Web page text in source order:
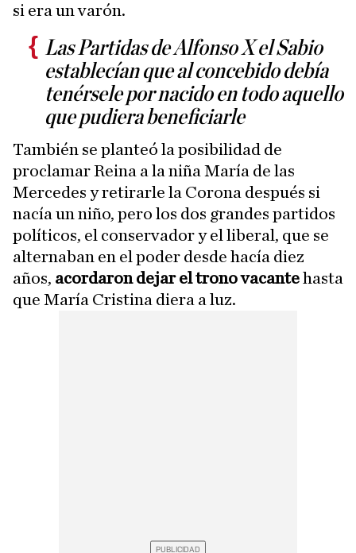
si era un varón.
Las Partidas de Alfonso X el Sabio
establecían que al concebido debía
tenérsele por nacido en todo aquello
que pudiera beneficiarle
También se planteó la posibilidad de
proclamar Reina a la niña María de las
Mercedes y retirarle la Corona después si
nacía un niño, pero los dos grandes partidos
políticos, el conservador y el liberal, que se
alternaban en el poder desde hacía diez
años, acordaron dejar el trono vacantehasta
que María Cristina diera a luz.